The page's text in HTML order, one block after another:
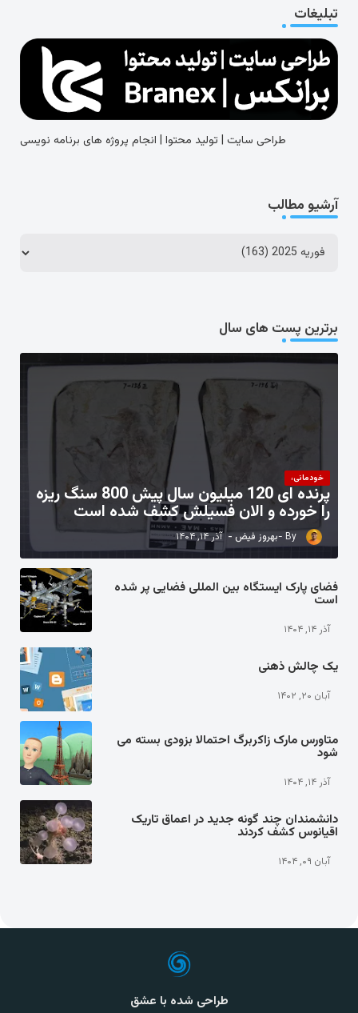
تبلیغات
طراحی سایت | تولید محتوا | انجام پروژه های برنامه نویسی
آرشیو مطالب
برترین پست های سال
خودمانی،
پرنده ای 120 میلیون سال پیش 800 سنگ ریزه
را خورده و الان فسیلش کشف شده است
بهروز فیض آذر ۱۴, ۱۴۰۴
فضای پارک ایستگاه بین المللی فضایی پر شده
است
آذر ۱۴, ۱۴۰۴
یک چالش ذهنی
آبان ۲۰, ۱۴۰۲
متاورس مارک زاکربرگ احتمالا بزودی بسته می
شود
آذر ۱۴, ۱۴۰۴
دانشمندان چند گونه جدید در اعماق تاریک
اقیانوس کشف کردند
آبان ۰۹, ۱۴۰۴
طراحی شده با عشق